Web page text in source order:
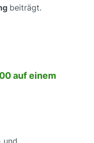
beiträgt.
auf einem
und